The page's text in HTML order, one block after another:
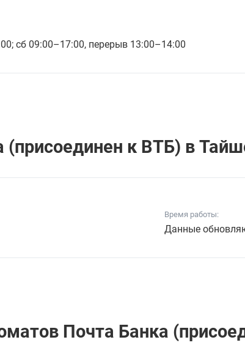
сб 09:00–17:00, перерыв 13:00–14:00
к ВТБ) в
Время работы:
Данные
Почта Банкa